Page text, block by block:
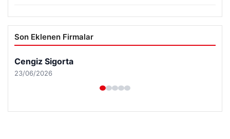
Son Eklenen Firmalar
Cengiz Sigorta
23/06/2026